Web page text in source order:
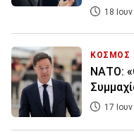
18
ΚΟΣΜΟΣ
ΝΑΤΟ:
17